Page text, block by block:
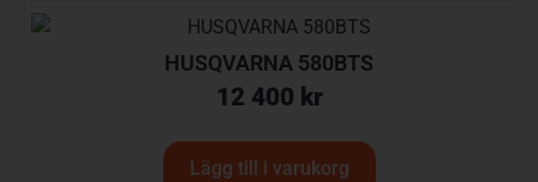
HUSQVARNA 580BTS
12 400 kr
Lägg till i varukorg